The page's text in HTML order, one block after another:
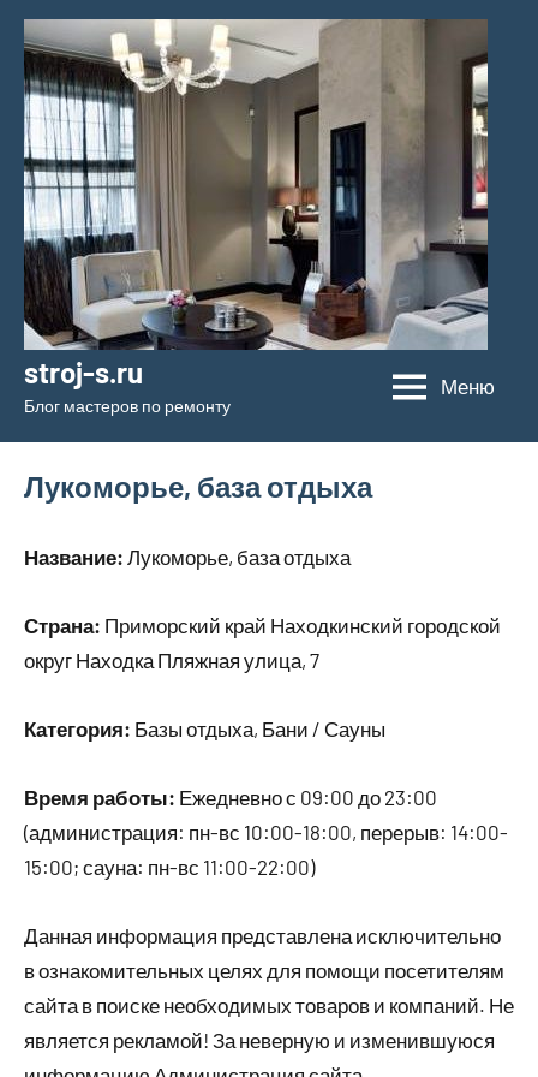
Перейти
содержимому
stroj-s.ru
Блог мастеров по ремонту
Меню
Лукоморье, база отдыха
Название: Лукоморье, база отдыха
Страна: Приморский край Находкинский городской
округ Находка Пляжная улица, 7
Категория: Базы отдыха, Бани / Сауны
Время работы: Ежедневно с 09:00 до 23:00
(администрация: пн-вс 10:00-18:00, перерыв: 14:00-
15:00; сауна: пн-вс 11:00-22:00)
Данная информация представлена исключительно
в ознакомительных целях для помощи посетителям
сайта в поиске необходимых товаров и компаний. Не
является рекламой! За неверную и изменившуюся